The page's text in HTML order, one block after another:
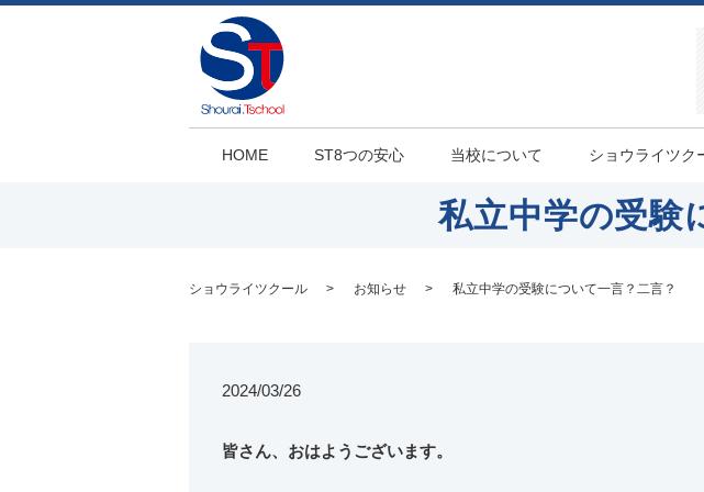
HOME ST8つの安心 当校について ショウライツク
私立中学の受験
ショウライツクール お知らせ 私立中学の受験について一言？二言？
2024/03/26
皆さん、おはようございます。